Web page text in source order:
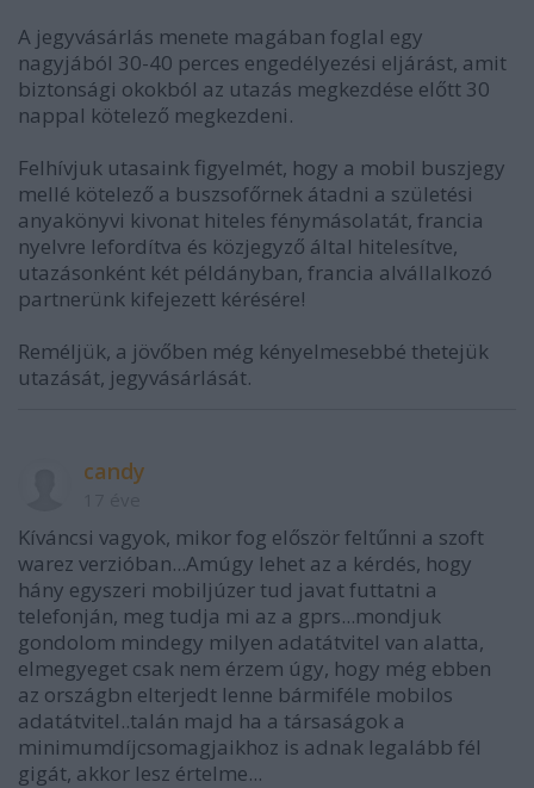
A jegyvásárlás menete magában foglal egy
nagyjából 30-40 perces engedélyezési eljárást, amit
biztonsági okokból az utazás megkezdése előtt 30
nappal kötelező megkezdeni.
Felhívjuk utasaink figyelmét, hogy a mobil buszjegy
mellé kötelező a buszsofőrnek átadni a születési
anyakönyvi kivonat hiteles fénymásolatát, francia
nyelvre lefordítva és közjegyző által hitelesítve,
utazásonként két példányban, francia alvállalkozó
partnerünk kifejezett kérésére!
Reméljük, a jövőben még kényelmesebbé thetejük
utazását, jegyvásárlását.
candy
Kíváncsi vagyok, mikor fog először feltűnni a szoft
warez verzióban...Amúgy lehet az a kérdés, hogy
hány egyszeri mobiljúzer tud javat futtatni a
telefonján, meg tudja mi az a gprs...mondjuk
gondolom mindegy milyen adatátvitel van alatta,
elmegyeget csak nem érzem úgy, hogy még ebben
az országbn elterjedt lenne bármiféle mobilos
adatátvitel..talán majd ha a társaságok a
minimumdíjcsomagjaikhoz is adnak legalább fél
gigát, akkor lesz értelme...